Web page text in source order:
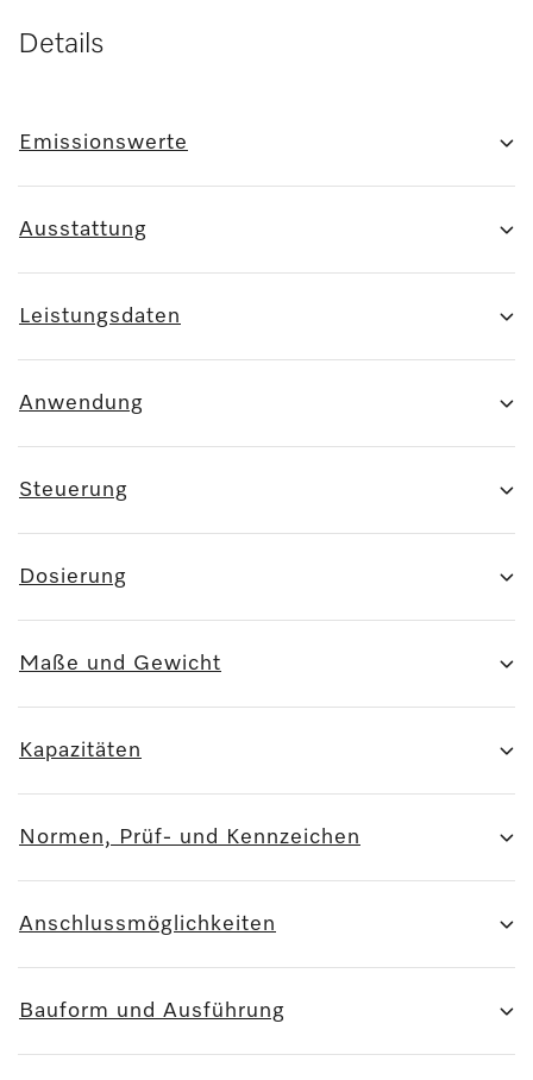
Details
Emissionswerte
Ausstattung
Leistungsdaten
Anwendung
Steuerung
Dosierung
Maße und Gewicht
Kapazitäten
Normen, Prüf- und Kennzeichen
Anschlussmöglichkeiten
Bauform und Ausführung